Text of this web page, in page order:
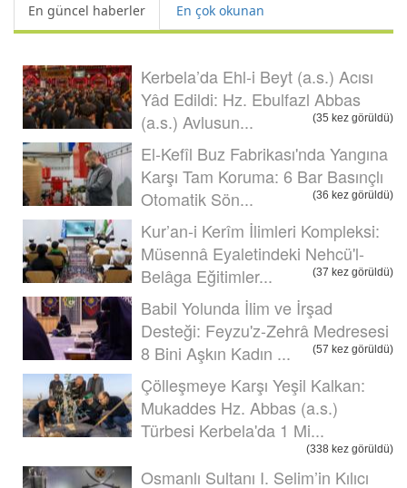
En güncel haberler En çok okunan
Kerbela’da Ehl-i Beyt (a.s.) Acısı
Yâd Edildi: Hz. Ebulfazl Abbas
(a.s.) Avlusun...
(35 kez görüldü)
El-Kefîl Buz Fabrikası'nda Yangına
Karşı Tam Koruma: 6 Bar Basınçlı
Otomatik Sön...
(36 kez görüldü)
Kur’an-i Kerîm İlimleri Kompleksi:
Müsennâ Eyaletindeki Nehcü'l-
Belâga Eğitimler...
(37 kez görüldü)
Babil Yolunda İlim ve İrşad
Desteği: Feyzu'z-Zehrâ Medresesi
8 Bini Aşkın Kadın ...
(57 kez görüldü)
Çölleşmeye Karşı Yeşil Kalkan:
Mukaddes Hz. Abbas (a.s.)
Türbesi Kerbela'da 1 Mi...
(338 kez görüldü)
Osmanlı Sultanı I. Selim’in Kılıcı